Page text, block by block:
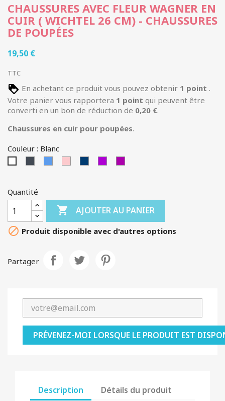
CHAUSSURES AVEC FLEUR WAGNER EN
CUIR ( WICHTEL 26 CM) - CHAUSSURES
DE POUPÉES
19,50 €
TTC
En achetant ce produit vous pouvez obtenir 1 point .
Votre panier vous rapportera 1 point qui peuvent être
converti en un bon de réduction de 0,20 €.
Chaussures en cuir pour poupées.
Couleur : Blanc
Quantité
 AJOUTER AU PANIER
 Produit disponible avec d'autres options
Partager
PRÉVENEZ-MOI LORSQUE LE PRODUIT EST
Description Détails du produit